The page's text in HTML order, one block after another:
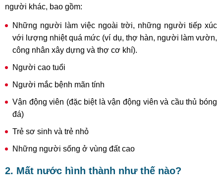
người khác, bao gồm:
Những người làm việc ngoài trời, những người tiếp xúc
với lượng nhiệt quá mức (ví dụ, thợ hàn, người làm vườn,
công nhân xây dựng và thợ cơ khí).
Người cao tuổi
Người mắc bệnh mãn tính
Vận động viên (đặc biệt là vận động viên và cầu thủ bóng
đá)
Trẻ sơ sinh và trẻ nhỏ
Những người sống ở vùng đất cao
2. Mất nước hình thành như thế nào?